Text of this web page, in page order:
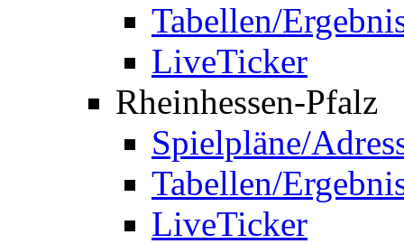
Tabellen/
LiveTicker
Rheinhessen-Pfalz
Spielpläne/
Tabellen/
LiveTicker